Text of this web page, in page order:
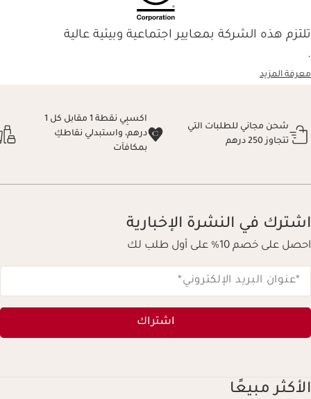
تلتزم هذه الشركة بمعايير اجتماعية وبيئية عالية
.
معرفة المزيد
شحن مجاني للطلبات التي
تتجاوز 250 درهم
اكسبِي نقطة 1 مقابل كل 1
درهم، واستبدلي نقاطكِ
بمكافآت
اشترك في النشرة الإخبارية
احصل على خصم 10% على أول طلب لك
*عنوان البريد الإلكتروني*
اشتراك
الأكثر مبيعًا